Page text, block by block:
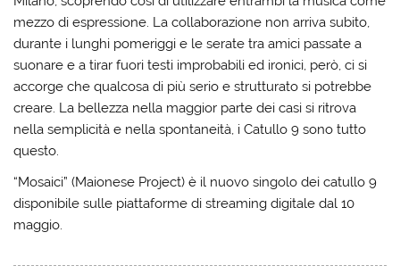
mezzo di espressione. La collaborazione non arriva subito,
durante i lunghi pomeriggi e le serate tra amici passate a
suonare e a tirar fuori testi improbabili ed ironici, però, ci si
accorge che qualcosa di più serio e strutturato si potrebbe
creare. La bellezza nella maggior parte dei casi si ritrova
nella semplicità e nella spontaneità, i Catullo 9 sono tutto
questo.
“Mosaici” (Maionese Project) è il nuovo singolo dei catullo 9
disponibile sulle piattaforme di streaming digitale dal 10
maggio.